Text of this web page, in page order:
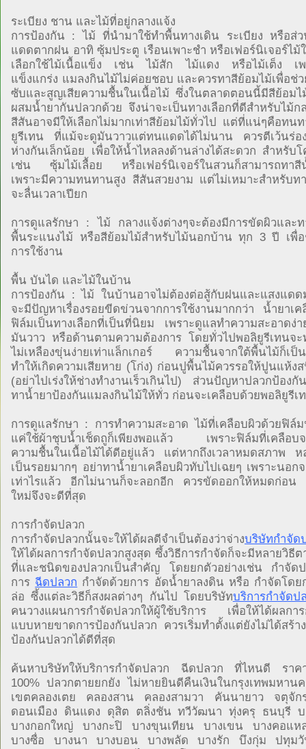
ระเบียง ชาน และไม้ที่อยู่กลางแจ้ง
การป้องกัน : ไม้ ที่นำมาใช้ทำพื้นทางเดิน ระเบียง หรือส่ว
แดดตากฝน อาทิ ซุ้มประตู เรือนเพาะชำ หรือเฟอร์นิเจอร์ไม้
เลือกใช้ไม้เนื้อแข็ง เช่น ไม้สัก ไม้แดง หรือไม้เต็ง เพ
แข็งแกร่ง แมลงกินไม้ไม่ค่อยชอบ และควรทาสีย้อมไม้เพื่อช่
ซับและสูญเสียความชื้นในเนื้อไม้ ซึ่งในตลาดตอนนี้มีสีย้อม
ผสมน้ำยากันปลวกด้วย จึงน่าจะเป็นทางเลือกที่ดีสำหรับไม้ก
สีสันอาจมีให้เลือกไม่มากเท่าสีย้อมไม้ทั่วไป แต่ที่แน่ๆคือทน
ยูรีเทน ที่แม้จะดูมันวาวแต่ทนแดดได้ไม่นาน ควรตีเว้นร่อง
ห่างกันเล็กน้อย เพื่อให้น้ำไหลลงด้านล่างได้สะดวก สำหรับโ
เช่น ซุ้มไม้เลื้อย หรือเฟอร์นิเจอร์ในสวนก็สามารถทาสี
เพราะมีความทนทานสูง สีสันสวยงาม แต่ไม่เหมาะสำหรับท
จะลื่นเวลาเปียก
การดูแลรักษา : ไม้ กลางแจ้งต่างๆจะต้องมีการขัดผิวและ
พื้นระแนงไม้ หรือสีย้อมไม้สำหรับไม้นอกบ้าน ทุก 3 ปี เพื่อ
การใช้งาน
พื้น บันได และไม้ในบ้าน
การป้องกัน : ไม้ ในบ้านอาจไม่ต้องต่อสู้กับฝนและแสงแด
จะมีปัญหาเรื่องรอยขีดข่วนจากการใช้งานมากกว่า น้ำยาเ
ฟิล์มเป็นทางเลือกที่เป็นที่นิยม เพราะดูแลทำความสะอาดง่
มันวาว หรือด้านตามความต้องการ โดยทั่วไปพอลิยูรีเทนจ
ไม่เหลืองขุ่นง่ายเท่าแล็กเกอร์ ความชื้นจากใต้พื้นไม้ก็เป็
ทำให้เกิดความเสียหาย (โก่ง) ก่อนปูพื้นไม้ควรรอให้ปูนแห้ง
(อย่าไปเร่งให้ช่างทำงานเร็วเกินไป) ส่วนปัญหาปลวกป้องกั
ทาน้ำยาป้องกันแมลงกินไม้ให้ทั่ว ก่อนจะเคลือบด้วยพอลิยูรีเ
การดูแลรักษา : การทำความสะอาด ไม้ที่เคลือบผิวด้วยฟิล์
แค่ใช้ผ้าชุบน้ำเช็ดถูก็เพียงพอแล้ว เพราะฟิล์มที่เคลือบจ
ความชื้นในเนื้อไม้ได้ดีอยู่แล้ว แต่หากถึงเวลาหมดสภาพ ห
เป็นรอยมากๆ อย่าทาน้ำยาเคลือบผิวทับไปเฉยๆ เพราะนอก
เท่าไรแล้ว อีกไม่นานก็จะลอกอีก ควรขัดออกให้หมดก่อน
ใหม่จึงจะดีที่สุด
การกำจัดปลวก
การกำจัดปลวกนั้นจะให้ได้ผลดีจำเป็นต้องว่าจ่างบริษัทกำจัด
ให้ได้ผลการกำจัดปลวกสูงสุด ซึ้งวิธีการกำจัดก็จะมีหลายวิธี
ที่และชนิดของปลวกเป็นสำคัญ โดยยกตัวอย่างเช่น กำจัดป
การ ฉีดปลวก กำจัดด้วยการ อัดน้ำยาลงดิน หรือ กำจัดโดย
ล่อ ซึ้งแต่ละวิธีก็สงผลต่างๆ กันไป โดยบริษัทบริการกำจัดป
คนวางแผนการกำจัดปลวกให้ผู้ใช้บริการ เพื่อให้ได้ผลกา
แบบหายขาดการป้องกันปลวก ควรเริ่มทำตั้งแต่ยังไม่ได้สร้า
ป้องกันปลวกได้ดีที่สุด
ค้นหาบริษัทให้บริการกำจัดปลวก ฉีดปลวก ที่ไหนดี ราค
100% ปลวกตายยกยัง ไม่หายยินดีคืนเงินในกรุงเทพมหาน
เขตคลองเตย คลองสาน คลองสามวา คันนายาว จตุจั
ดอนเมือง ดินแดง ดุสิต ตลิ่งชัน ทวีวัฒนา ทุ่งครุ ธนบุรี บ
บางกอกใหญ่ บางกะปิ บางขุนเทียน บางเขน บางคอแ
บางซื่อ บางนา บางบอน บางพลัด บางรัก บึงกุ่ม ปทุมวั